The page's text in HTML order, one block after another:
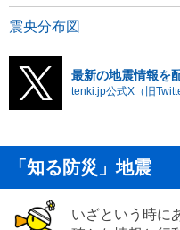
震央分布図
最新の地震情報を
tenki.jp公式X（旧
「知る防災」地震
いざという時に